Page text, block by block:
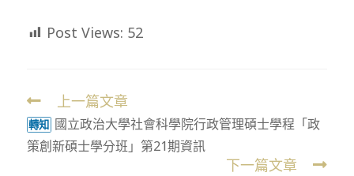
Post Views: 52
Read
more
articles
上一篇文章
轉知 國立政治大學社會科學院行政管理碩士學程「政
策創新碩士學分班」第21期資訊
下一篇文章